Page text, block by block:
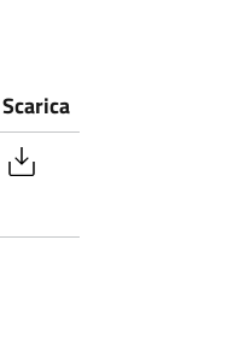
Scarica